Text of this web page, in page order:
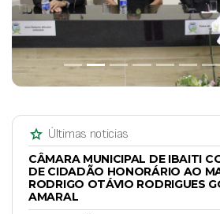
star Últimas noticias
CÂMARA MUNICIPAL DE IBAITI
DE CIDADÃO HONORÁRIO AO
RODRIGO OTÁVIO RODRIGUES
AMARAL